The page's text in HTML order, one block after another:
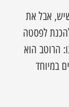
אבל את
לפסטה
הרוטב הוא
במיוחד